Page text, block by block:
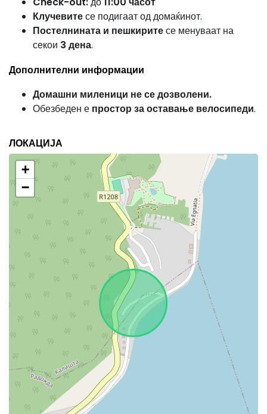
Клучевитесе подигаат од домаќинот.
Постелнината и пешкиритесе менуваат на
секои 3 дена.
Дополнителни информации
Домашни миленици не се дозволени.
Обезбеден е простор за оставање велосипеди.
ЛОКАЦИЈА
+
−